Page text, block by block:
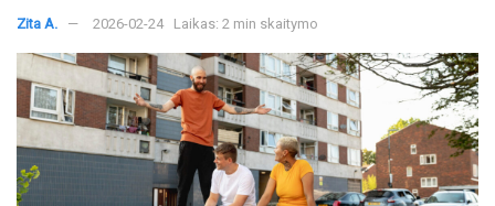
Zita A. 2026-02-24 Laikas: 2 min skaitymo